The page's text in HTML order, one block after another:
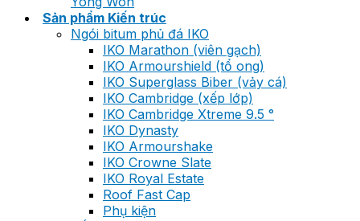
Sản phẩm Kiến trúc
Ngói bitum phủ đá IKO
IKO Marathon (viên gạch)
IKO Armourshield (tổ ong)
IKO Superglass Biber (vảy cá)
IKO Cambridge (xếp lớp)
IKO Cambridge Xtreme 9.5 °
IKO Dynasty
IKO Armourshake
IKO Crowne Slate
IKO Royal Estate
Roof Fast Cap
Phụ kiện